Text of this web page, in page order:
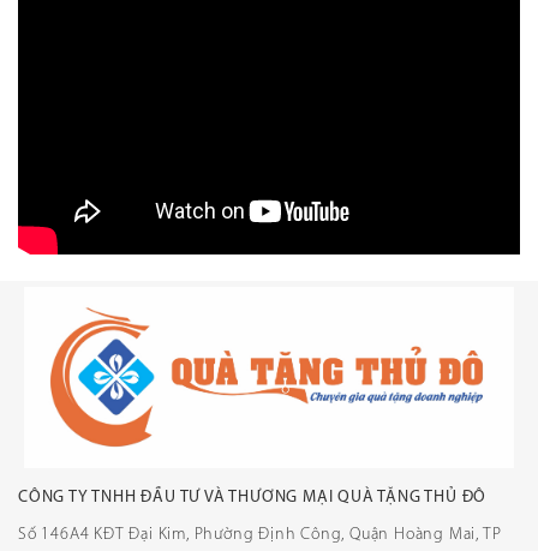
CÔNG TY TNHH ĐẦU TƯ VÀ THƯƠNG MẠI QUÀ TẶNG THỦ ĐÔ
Số 146A4 KĐT Đại Kim, Phường Định Công, Quận Hoàng Mai, TP